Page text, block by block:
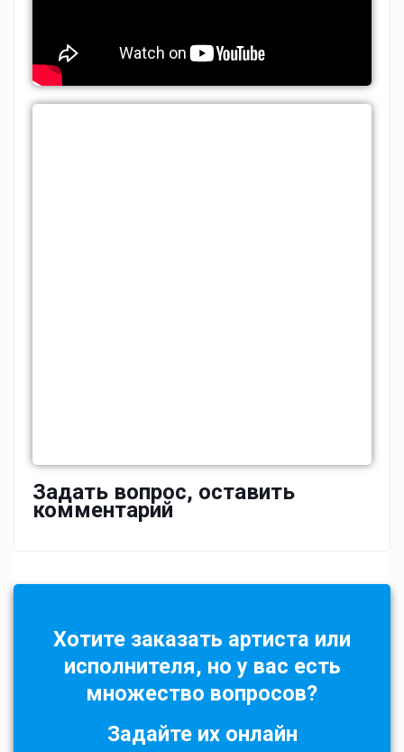
Задать вопрос, оставить
комментарий
Хотите заказать артиста или
исполнителя, но у вас есть
множество вопросов?
Задайте их онлайн